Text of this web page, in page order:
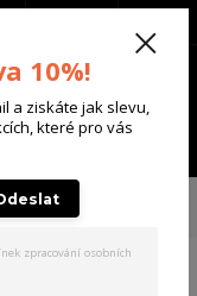
Menu
Bodycon Dress
10%!
a ziskáte jak slevu,
které pro vás
zpracování osobních